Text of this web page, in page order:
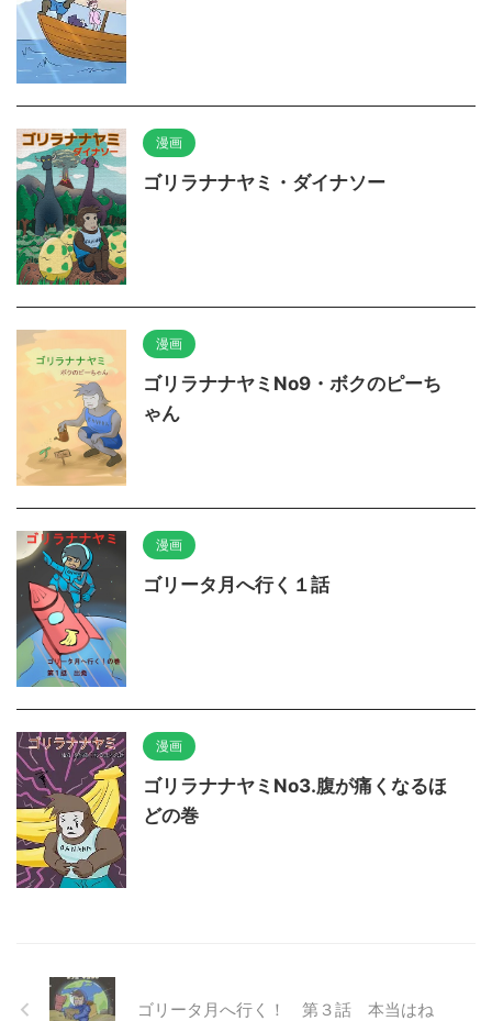
漫画
ゴリラナナヤミ・ダイナソー
漫画
ゴリラナナヤミNo9・ボクのピーち
ゃん
漫画
ゴリータ月へ行く１話
漫画
ゴリラナナヤミNo3.腹が痛くなるほ
どの巻
ゴリータ月へ行く！ 第３話 本当はね